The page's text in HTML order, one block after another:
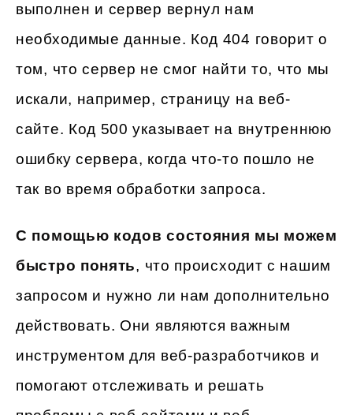
выполнен и сервер вернул нам
необходимые данные. Код 404 говорит о
том, что сервер не смог найти то, что мы
искали, например, страницу на веб-
сайте. Код 500 указывает на внутреннюю
ошибку сервера, когда что-то пошло не
так во время обработки запроса.
С помощью кодов состояния мы можем
быстро понять, что происходит с нашим
запросом и нужно ли нам дополнительно
действовать. Они являются важным
инструментом для веб-разработчиков и
помогают отслеживать и решать